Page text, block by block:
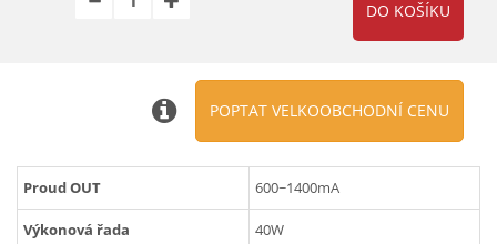
POPTAT VELKOOBCHODNÍ CENU
Proud OUT 600~1400mA
Výkonová řada 40W